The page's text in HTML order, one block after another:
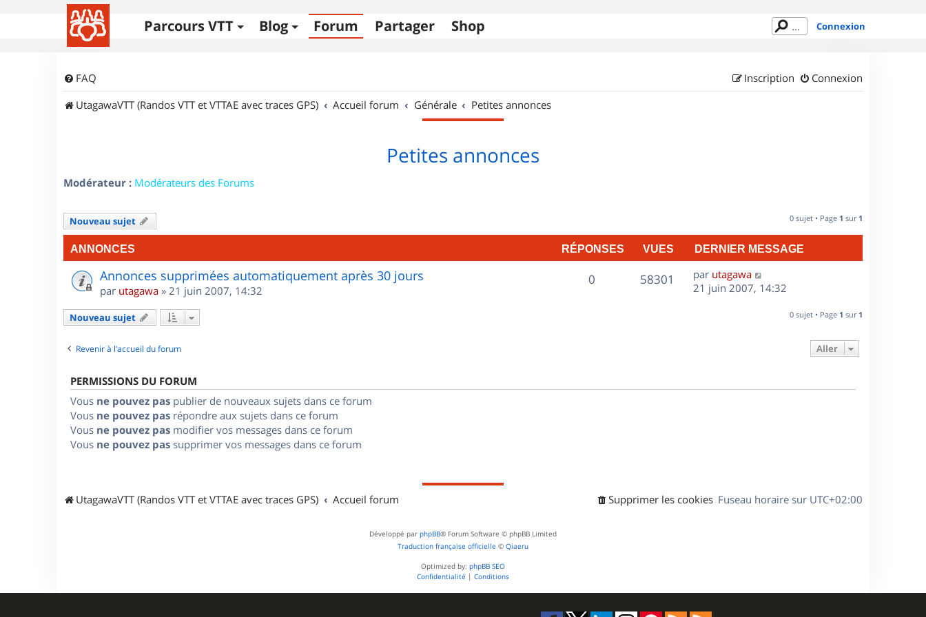
Parcours VTT Blog Forum Partager Shop Connexion
FAQ Connexion
Inscription
UtagawaVTT (Randos VTT et VTTAE avec traces GPS)
Accueil forum Générale Petites annonces
Petites annonces
Modérateur : Modérateurs des Forums
Nouveau sujet 0 sujet • Page 1 sur 1
ANNONCES RÉPONSES VUES DERNIER MESSAGE
Annonces supprimées automatiquement après 30 jours
par utagawa » 21 juin 2007, 14:32
0R
58301
D
e
par utagawa
21 juin 2007, 14:32
Nouveau sujet 0 sujet • Page 1 sur 1
Revenir à l’accueil du forum Aller
PERMISSIONS DU FORUM
Vous ne pouvez pas publier de nouveaux sujets dans ce forum
Vous ne pouvez pas répondre aux sujets dans ce forum
Vous ne pouvez pas modifier vos messages dans ce forum
Vous ne pouvez pas supprimer vos messages dans ce forum
UtagawaVTT (Randos VTT et VTTAE avec traces GPS) Accueil forum Fuseau horaire sur UTC+02:00
Supprimer les cookies
Développé par phpBB® Forum Software © phpBB Limited
Traduction française officielle © Qiaeru
Optimized by: phpBB SEO
Confidentialité | Conditions